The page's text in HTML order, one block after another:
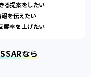
る提案をしたい
報を伝えたい
響率を上げたい
なら